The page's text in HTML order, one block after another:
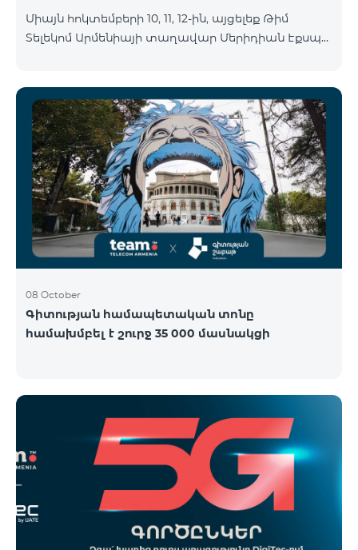
Միայն հոկտեմբերի 10, 11, 12-ին, այցելեք Թիմ
Տելեկոմ Արմենիայի տաղավար Մերիդիան Էքսպո
փաթեթներից որևէ մեկին 12 ամիս
բաժանորդագրությամբ և ստացեք
հնարավորություն ձեռք բերել AQARA Խելացի Տան
համակարգերը ընդամենը 2 դրամով․ AQARA
Խելացի Տեսախցիկ E1 (Smart Camera E1) AQARA
Ղեկավարման Սարք M100 (Hub M100) Միանալու
համար պարզապես պետք է անձնագրով
մոտենալ տաղավար։ Առաջարկը գործում է միայն
նոր միացող բաժանորդ
08 October
Գիտության համապետական տոնը
համախմբել է շուրջ 35 000 մասնակցի